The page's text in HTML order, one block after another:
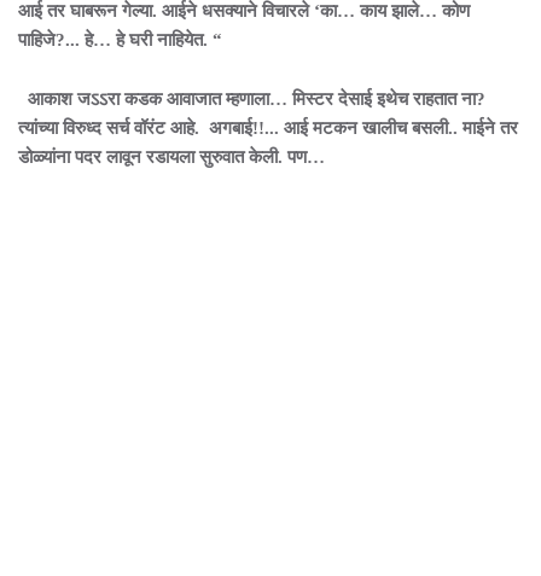
आई तर घाबरून गेल्या. आईने धसक्याने विचारले ‘का… काय झाले… कोण
पाहिजे?... हे… हे घरी नाहियेत. “
आकाश जऽऽरा कडक आवाजात म्हणाला… मिस्टर देसाई इथेच राहतात ना?
त्यांच्या विरुध्द सर्च वॉरंट आहे. अगबाई!!... आई मटकन खालीच बसली.. माईने तर
डोळ्यांना पदर लावून रडायला सुरुवात केली. पण…